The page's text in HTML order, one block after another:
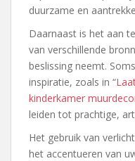
duurzame en
Daarnaast is het aan
van verschillende
beslissing neemt.
inspiratie, zoals in “
kinderkamer
leiden tot prachtige,
Het gebruik van
het accentueren van